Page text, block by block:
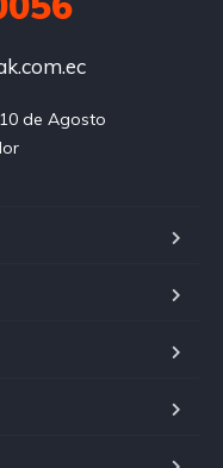
de Agosto